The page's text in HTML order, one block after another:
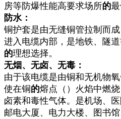
房等防爆性能高要求场所的最
防水：
铜护套是由无缝铜管拉制而
进入电缆内部，是地铁、隧
的理想选择。
无烟、无卤、无毒：
由于该电缆是由铜和无机物
使在铜的熔点（）火焰中燃
卤素和毒性气体。是机场、
邮电大厦、电力大楼、图书